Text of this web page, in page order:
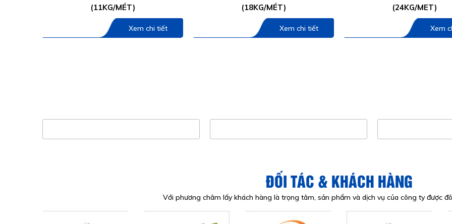
(11KG/MÉT)
Xem chi tiết
(18KG/MÉT)
Xem chi tiết
(24KG/MET)
Xem
ĐỐI TÁC & KHÁCH HÀNG
Với phương châm lấy khách hàng là trọng tâm, sản phẩm và dịch vụ của công ty được